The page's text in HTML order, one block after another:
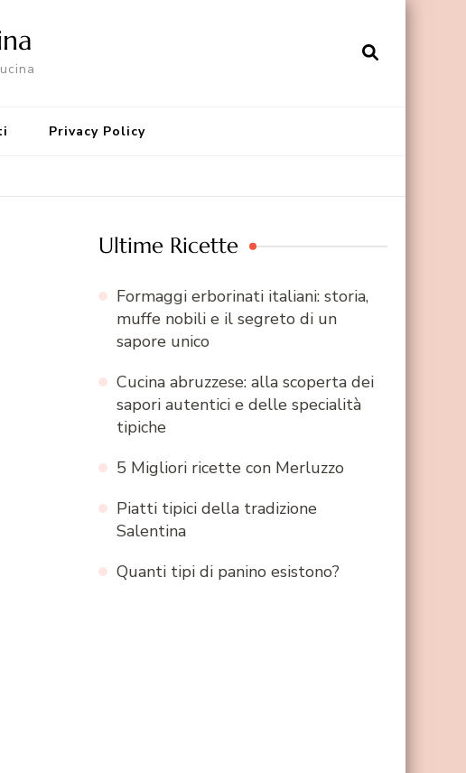
Privacy Policy
Ultime Ricette
Formaggi erborinati italiani: storia,
muffe nobili e il segreto di un
sapore unico
Cucina abruzzese: alla scoperta dei
sapori autentici e delle specialità
tipiche
5 Migliori ricette con Merluzzo
Piatti tipici della tradizione
Salentina
Quanti tipi di panino esistono?